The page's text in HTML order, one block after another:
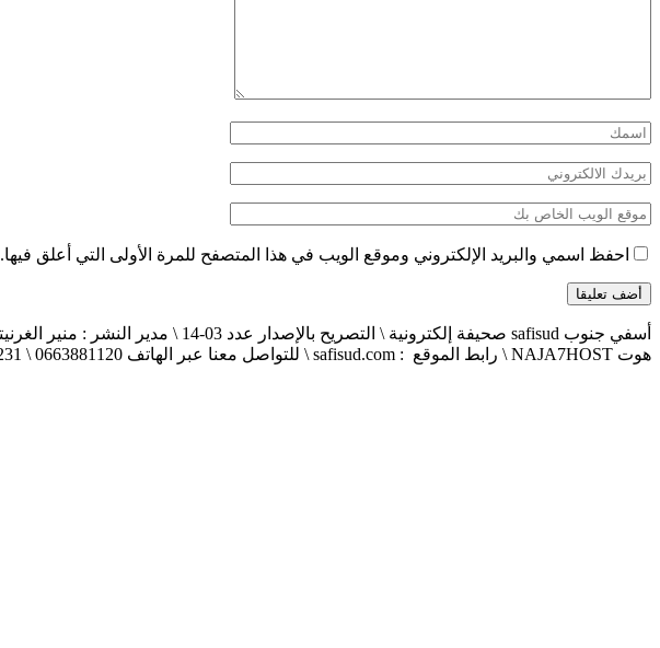
احفظ اسمي والبريد الإلكتروني وموقع الويب في هذا المتصفح للمرة الأولى التي أعلق فيها.
هوت NAJA7HOST \ رابط الموقع : safisud.com \ للتواصل معنا عبر الهاتف 0663881120 \ 0524657231 \ البريد الإلكتروني : safisud2014@gmail.com